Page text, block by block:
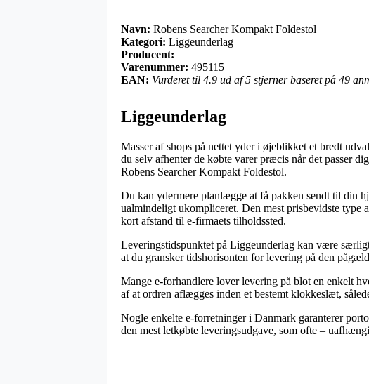
Navn: Robens Searcher Kompakt Foldestol
Kategori: Liggeunderlag
Producent:
Varenummer: 495115
EAN: Vurderet til 4.9 ud af 5 stjerner baseret på 49
Liggeunderlag
Masser af shops på nettet yder i øjeblikket et bredt
du selv afhenter de købte varer præcis når det passer
Robens Searcher Kompakt Foldestol.
Du kan ydermere planlægge at få pakken sendt til din
ualmindeligt ukompliceret. Den mest prisbevidste type
kort afstand til e-firmaets tilholdssted.
Leveringstidspunktet på Liggeunderlag kan være
at du gransker tidshorisonten for levering på den
Mange e-forhandlere lover levering på blot en enkelt
af at ordren aflægges inden et bestemt klokkeslæt,
Nogle enkelte e-forretninger i Danmark garanterer
den mest letkøbte leveringsudgave, som ofte –